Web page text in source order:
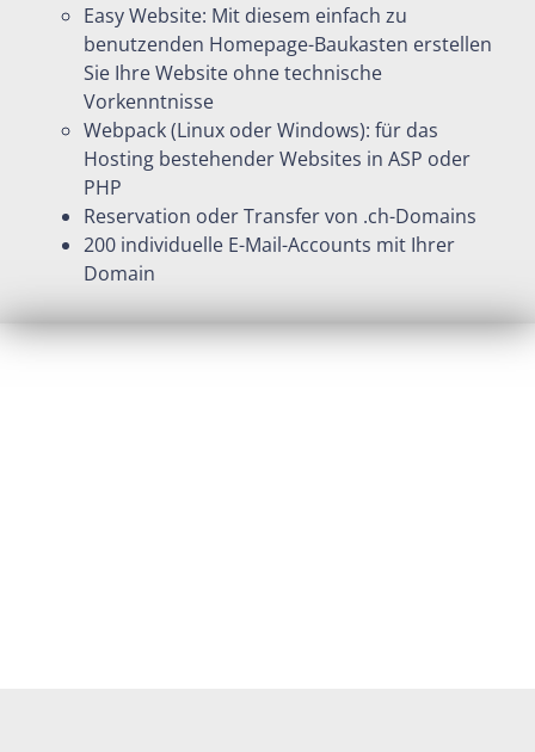
Easy Website: Mit diesem einfach zu
benutzenden Homepage-Baukasten erstellen
Sie Ihre Website ohne technische
Vorkenntnisse
Webpack (Linux oder Windows): für das
Hosting bestehender Websites in ASP oder
PHP
Reservation oder Transfer von .ch-Domains
200 individuelle E-Mail-Accounts mit Ihrer
Domain